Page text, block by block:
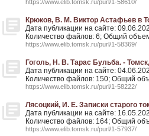
https://www.elib.tomsk.ru/purl/1-58610/
Крюков, В. М. Виктор Астафьев в
Дата публикации на сайте:
Количество файлов: 6; Общий
https://www.elib.tomsk.ru/purl/1-58369/
Гоголь, Н. В. Тарас Бульба. -
Дата публикации на сайте:
Количество файлов: 150; Общий
https://www.elib.tomsk.ru/purl/1-58222/
Лясоцкий, И. Е. Записки старого
Дата публикации на сайте:
Количество файлов: 164; Общий
https://www.elib.tomsk.ru/purl/1-57937/